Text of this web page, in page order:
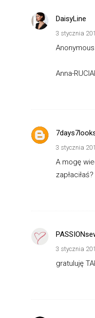
DaisyLine
3 stycznia
Anonymous
Anna-
3 stycznia
A mogę
zapłaciłaś?
3 stycznia
gratuluję